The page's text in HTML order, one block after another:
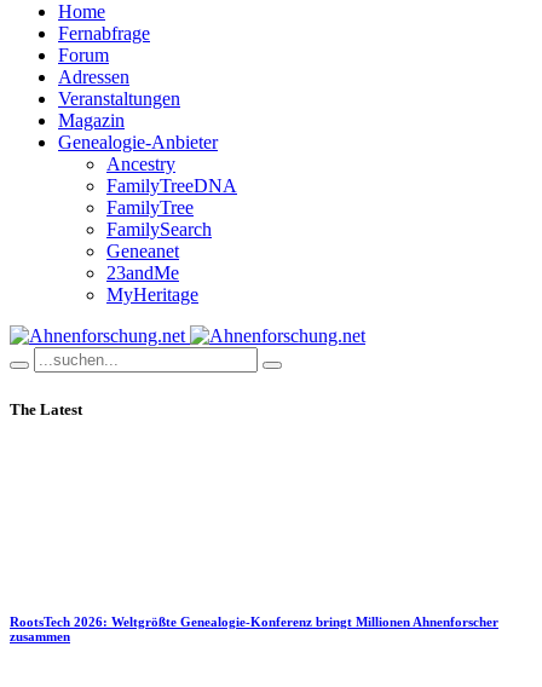
Home
Fernabfrage
Forum
Adressen
Veranstaltungen
Magazin
Genealogie-Anbieter
Ancestry
FamilyTreeDNA
FamilyTree
FamilySearch
Geneanet
23andMe
MyHeritage
The Latest
RootsTech 2026: Weltgrößte Genealogie-Konferenz bringt Millionen Ahnenforscher
zusammen